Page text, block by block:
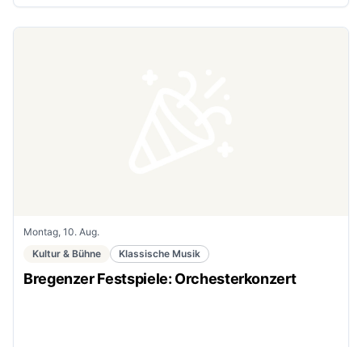
Montag, 10. Aug.
Kultur & Bühne
Klassische Musik
Bregenzer Festspiele: Orchesterkonzert